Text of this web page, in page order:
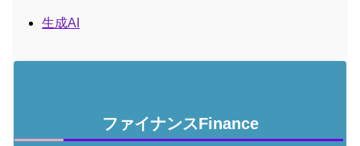
生成AI
ファイナンスFinance